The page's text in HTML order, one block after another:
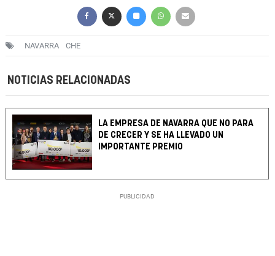
NAVARRA CHE
NOTICIAS RELACIONADAS
LA EMPRESA DE NAVARRA QUE NO PARA
DE CRECER Y SE HA LLEVADO UN
IMPORTANTE PREMIO